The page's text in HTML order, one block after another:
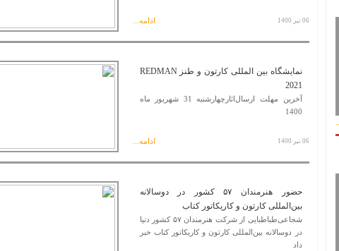
06 تیر 1400 ادامه...
نمایشگاه بین المللی کارتون و طنز REDMAN
2021
آخرین مهلت ارسال‌اثارچهارشنبه 31 شهریور ماه
1400
06 تیر 1400 ادامه...
حضور هنرمندان ۵۷ کشور در دوسالانه
بین‌المللی کارتون و کاریکاتور کتاب
شجاعی‌طباطبایی از شرکت هنرمندان ۵۷ کشور دنیا
در دوسالانه بین‌المللی کارتون و کاریکاتور کتاب خبر
داد